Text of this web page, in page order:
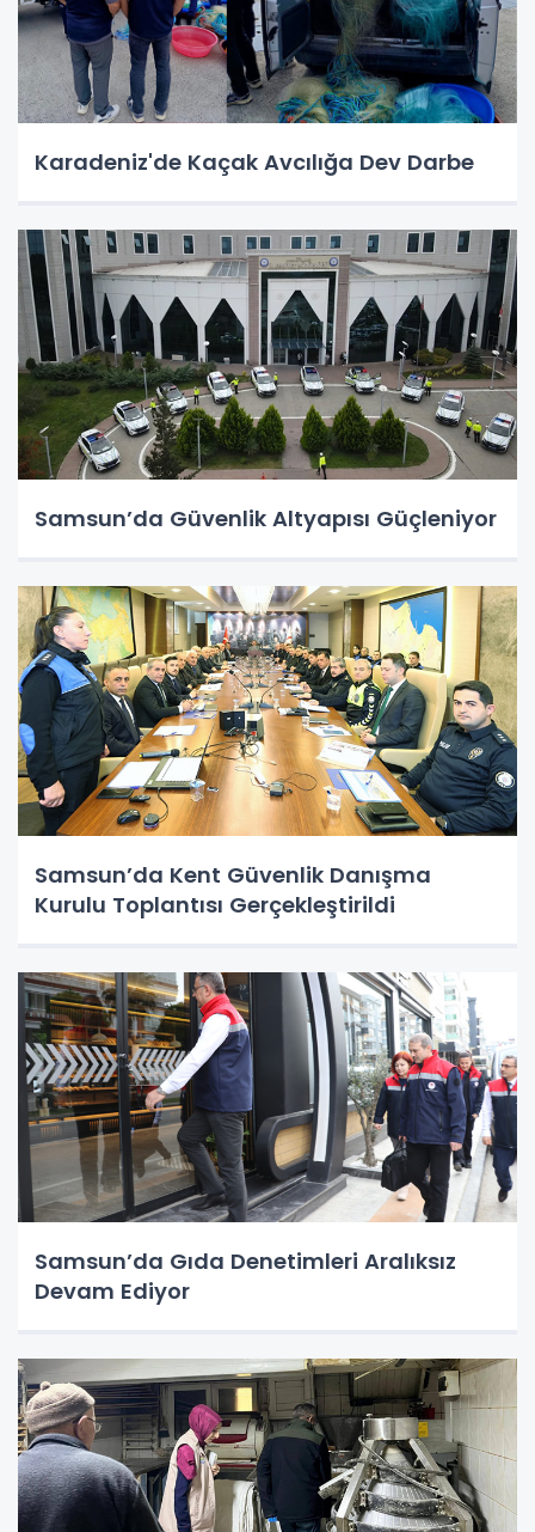
Karadeniz'de Kaçak Avcılığa Dev Darbe
Samsun’da Güvenlik Altyapısı Güçleniyor
Samsun’da Kent Güvenlik Danışma
Kurulu Toplantısı Gerçekleştirildi
Samsun’da Gıda Denetimleri Aralıksız
Devam Ediyor